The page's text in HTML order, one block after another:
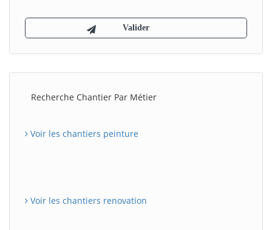
Recherche Chantier Par Métier
Voir les chantiers peinture
Voir les chantiers renovation